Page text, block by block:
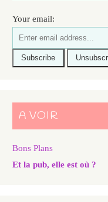
Your email:
A VOIR
Bons Plans
Et la pub, elle est où ?